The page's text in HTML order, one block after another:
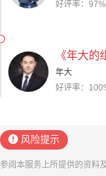
好评率：
《年大的
年大
好评率：
风险提示
参阅本服务上所提供的资料